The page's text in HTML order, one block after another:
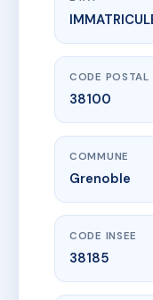
LE
18 r marcel
CODE POSTAL
38100
COMMUNE
Grenoble
CODE INSEE
38185